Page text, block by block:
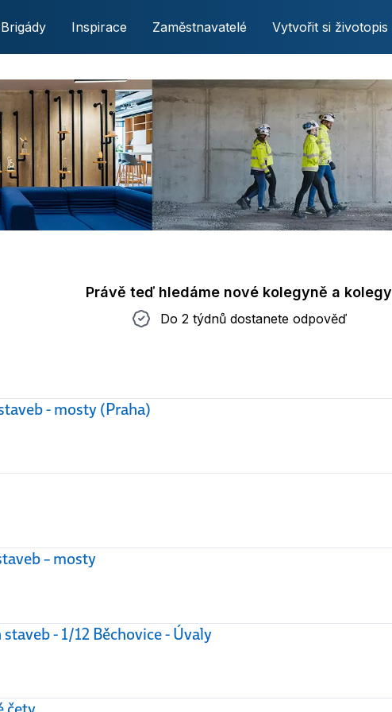
Brigády Inspirace Zaměstnavatelé Vytvořit si životopis
Právě teď hledáme nové kolegyně a kolegy
Do 2 týdnů dostanete odpověď
Do 2 týdnů dostanete odpověď
- mosty (Praha)
– mosty
- 1/12 Běchovice - Úvaly